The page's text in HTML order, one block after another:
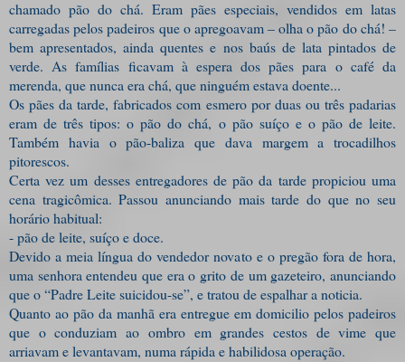
chamado pão do chá. Eram pães especiais, vendidos em latas
carregadas pelos padeiros que o apregoavam – olha o pão do chá! –
bem apresentados, ainda quentes e nos baús de lata pintados de
verde. As famílias ficavam à espera dos pães para o café da
merenda, que nunca era chá, que ninguém estava doente...
Os pães da tarde, fabricados com esmero por duas ou três padarias
eram de três tipos: o pão do chá, o pão suíço e o pão de leite.
Também havia o pão-baliza que dava margem a trocadilhos
pitorescos.
Certa vez um desses entregadores de pão da tarde propiciou uma
cena tragicômica. Passou anunciando mais tarde do que no seu
horário habitual:
- pão de leite, suíço e doce.
Devido a meia língua do vendedor novato e o pregão fora de hora,
uma senhora entendeu que era o grito de um gazeteiro, anunciando
que o “Padre Leite suicidou-se”, e tratou de espalhar a noticia.
Quanto ao pão da manhã era entregue em domicilio pelos padeiros
que o conduziam ao ombro em grandes cestos de vime que
arriavam e levantavam, numa rápida e habilidosa operação.